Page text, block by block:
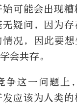
可能会出现
疑问，因为
况，因此要想
会共存。
争这一问题上
应该为人类